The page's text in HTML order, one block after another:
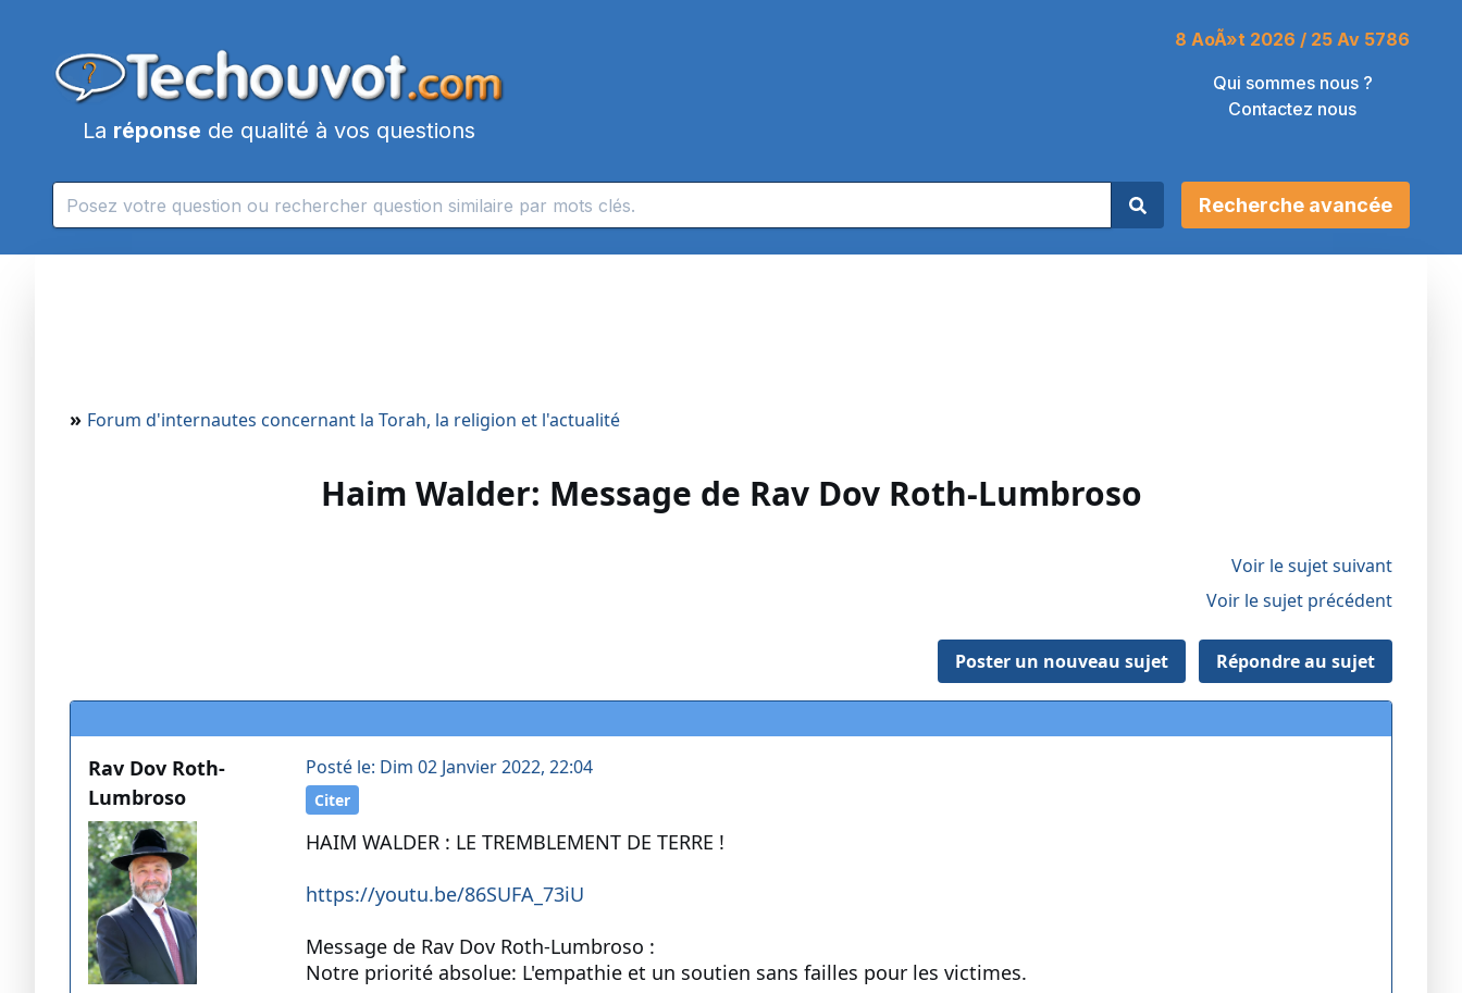
La réponse de qualité à vos questions
8 AoÃ»t 2026 / 25 Av 5786
Qui sommes nous ?
Contactez nous
Recherche avancée
» Forum d'internautes concernant la Torah, la religion et l'actualité
Haim Walder: Message de Rav Dov Roth-Lumbroso
Voir le sujet suivant
Voir le sujet précédent
Poster un nouveau sujet Répondre au sujet
Rav Dov Roth-
Lumbroso
Posté le: Dim 02 Janvier 2022, 22:04
Citer
HAIM WALDER : LE TREMBLEMENT DE TERRE !
https://youtu.be/86SUFA_73iU
Message de Rav Dov Roth-Lumbroso :
Notre priorité absolue: L'empathie et un soutien sans failles pour les victimes.